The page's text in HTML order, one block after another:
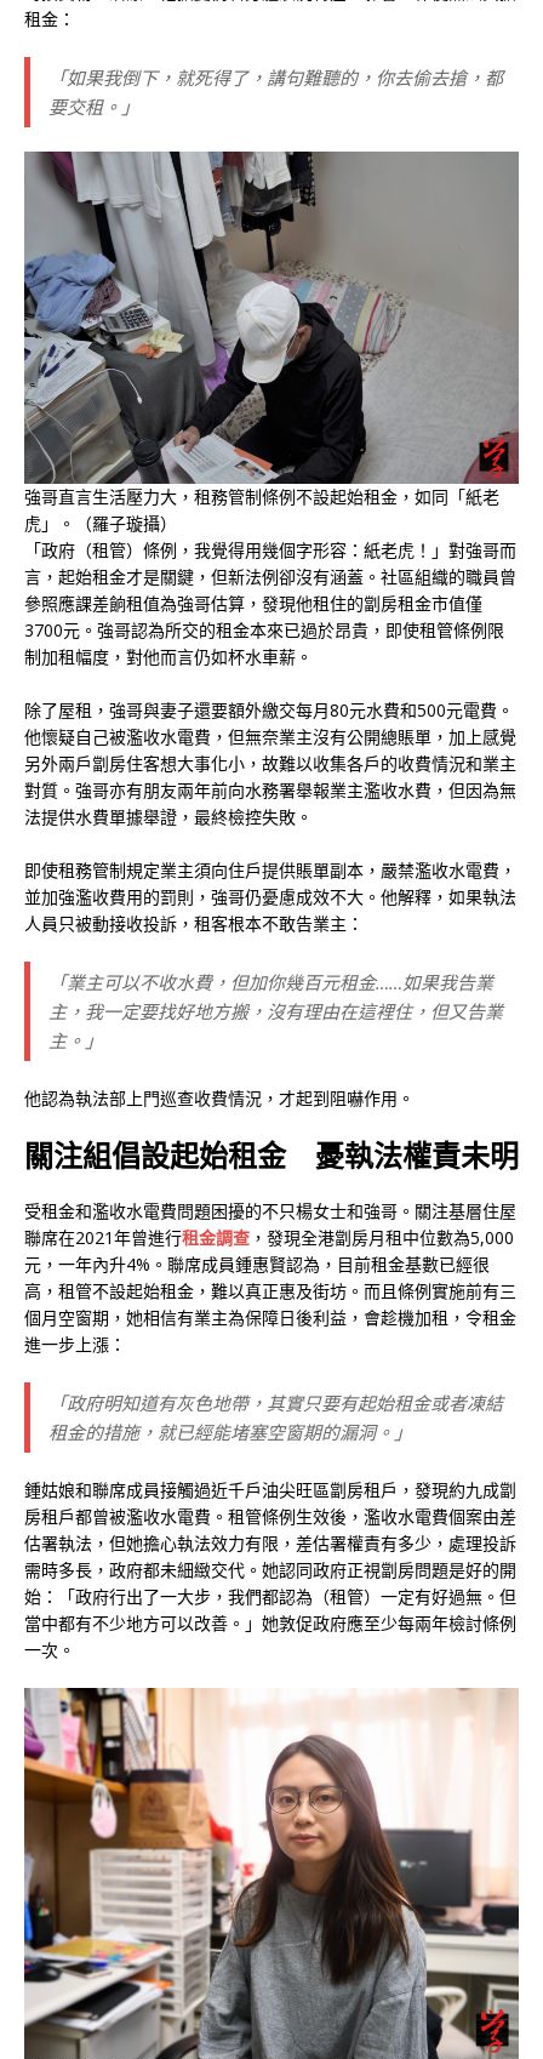
租金：
「如果我倒下，就死得了，講句難聽的，你去偷去搶，都
要交租。」
強哥直言生活壓力大，租務管制條例不設起始租金，如同「紙老
虎」。（羅子璇攝）
「政府（租管）條例，我覺得用幾個字形容：紙老虎！」對強哥而
言，起始租金才是關鍵，但新法例卻沒有涵蓋。社區組織的職員曾
參照應課差餉租值為強哥估算，發現他租住的劏房租金市值僅
3700元。強哥認為所交的租金本來已過於昂貴，即使租管條例限
制加租幅度，對他而言仍如杯水車薪。
除了屋租，強哥與妻子還要額外繳交每月80元水費和500元電費。
他懷疑自己被濫收水電費，但無奈業主沒有公開總賬單，加上感覺
另外兩戶劏房住客想大事化小，故難以收集各戶的收費情況和業主
對質。強哥亦有朋友兩年前向水務署舉報業主濫收水費，但因為無
法提供水費單據舉證，最終檢控失敗。
即使租務管制規定業主須向住戶提供賬單副本，嚴禁濫收水電費，
並加強濫收費用的罰則，強哥仍憂慮成效不大。他解釋，如果執法
人員只被動接收投訴，租客根本不敢告業主：
「業主可以不收水費，但加你幾百元租金……如果我告業
主，我一定要找好地方搬，沒有理由在這裡住，但又告業
主。」
他認為執法部上門巡查收費情況，才起到阻嚇作用。
關注組倡設起始租金 憂執法權責未明
受租金和濫收水電費問題困擾的不只楊女士和強哥。關注基層住屋
聯席在2021年曾進行租金調查 ，發現全港劏房月租中位數為5,000
元，一年內升4%。聯席成員鍾惠賢認為，目前租金基數已經很
高，租管不設起始租金，難以真正惠及街坊。而且條例實施前有三
個月空窗期，她相信有業主為保障日後利益，會趁機加租，令租金
進一步上漲：
「政府明知道有灰色地帶，其實只要有起始租金或者凍結
租金的措施，就已經能堵塞空窗期的漏洞。」
鍾姑娘和聯席成員接觸過近千戶油尖旺區劏房租戶，發現約九成劏
房租戶都曾被濫收水電費。租管條例生效後，濫收水電費個案由差
估署執法，但她擔心執法效力有限，差估署權責有多少，處理投訴
需時多長，政府都未細緻交代。她認同政府正視劏房問題是好的開
始：「政府行出了一大步，我們都認為（租管）一定有好過無。但
當中都有不少地方可以改善。」她敦促政府應至少每兩年檢討條例
一次。